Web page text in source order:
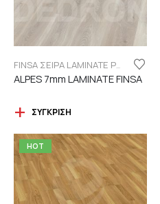
FINSA ΣΕΙΡΑ LAMINATE PUREFLOOR 7MM
ALPES 7mm LAMINATE FINSA
ΣΎΓΚΡΙΣΗ
HOT